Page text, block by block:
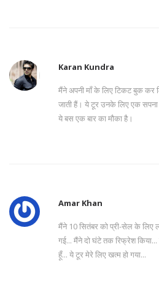
Karan Kundra
मैंने अपनी माँ के लिए टिकट बुक कर
जाती हैं। ये टूर उनके लिए एक
ये बस एक बार का मौका है।
Amar Khan
मैंने 10 सितंबर को प्री-सेल के लिए
गई... मैंने दो घंटे तक रिफ्रेश किया...
हूँ... ये टूर मेरे लिए खत्म हो गया...